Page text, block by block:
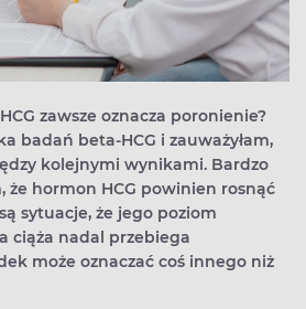
zawsze oznacza poronienie?
badań beta-HCG i zauważyłam,
kolejnymi wynikami. Bardzo
że hormon HCG powinien rosnąć
sytuacje, że jego poziom
ciąża nadal przebiega
może oznaczać coś innego niż